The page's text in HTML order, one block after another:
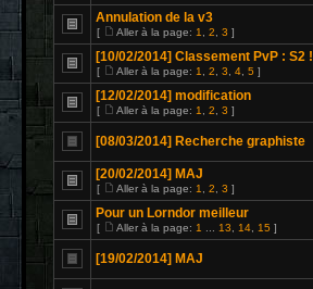
Annulation de la v3
[ Aller à la page: 1 2 3 ]
[10/02/2014] Classement PvP : S2 !
[ Aller à la page: 1 2 3 4 5 ]
[12/02/2014] modification
[ Aller à la page: 1 2 3 ]
[08/03/2014] Recherche graphiste
[20/02/2014] MAJ
[ Aller à la page: 1 2 3 ]
Pour un Lorndor meilleur
[ Aller à la page: 1 13 14 15 ]
[19/02/2014] MAJ